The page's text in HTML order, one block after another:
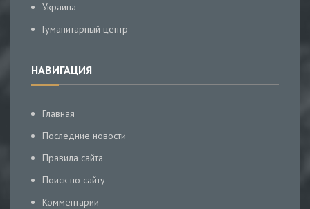
Украина
Гуманитарный центр
НАВИГАЦИЯ
Главная
Последние новости
Правила сайта
Поиск по сайту
Комментарии